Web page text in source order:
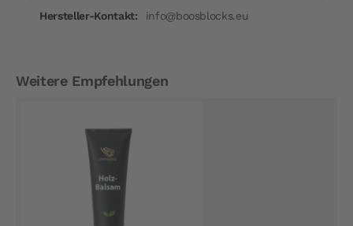
info@boosblocks.eu
Weitere Empfehlungen